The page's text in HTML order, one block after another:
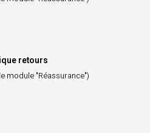
retours
module "Réassurance")